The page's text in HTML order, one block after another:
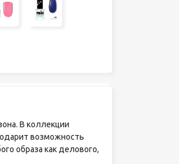
В коллекции
возможность
образа как делового,